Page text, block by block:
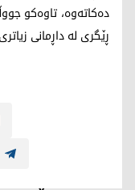
دەکاتەوە، تاوەکو
ڕێگری لە داڕمانی